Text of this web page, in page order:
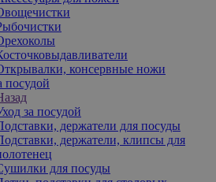
консервные ножи
посудой
за посудой
держатели для посуды
держатели, клипсы для
для посуды